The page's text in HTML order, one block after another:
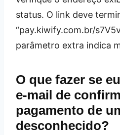
status. O link deve
“pay.kiwify.com.br/
parâmetro extra indica
O que fazer se
e‑mail de
pagamento de
desconhecido?